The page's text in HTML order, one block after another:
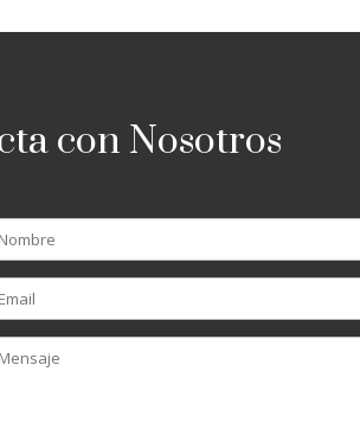
con Nosotros